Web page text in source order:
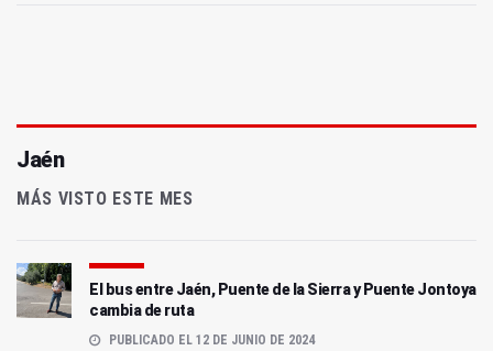
Jaén
MÁS VISTO ESTE MES
El bus entre Jaén, Puente de la Sierra y Puente Jontoya
cambia de ruta
PUBLICADO EL 12 DE JUNIO DE 2024